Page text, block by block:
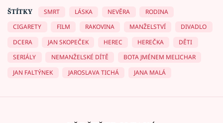
ŠTÍTKY
SMRT LÁSKA NEVĚRA
RODINA
CIGARETY
FILM RAKOVINA MANŽELSTVÍ
DIVADLO
DCERA
JAN SKOPEČEK HEREC HEREČKA
DĚTI
SERIÁLY
NEMANŽELSKÉ DÍTĚ
BOTA JMÉNEM MELICHAR
JAN FALTÝNEK
JAROSLAVA TICHÁ JANA MALÁ